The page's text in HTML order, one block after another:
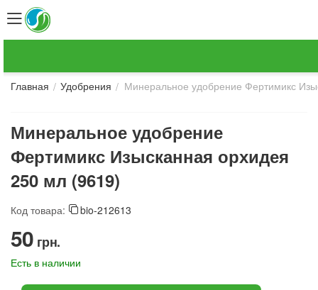
Главная / Удобрения / Минеральное удобрение Фертимикс
Минеральное удобрение
Фертимикс Изысканная орхидея
250 мл (9619)
Код товара: bio-212613
‍50‍ грн.
Есть в наличии